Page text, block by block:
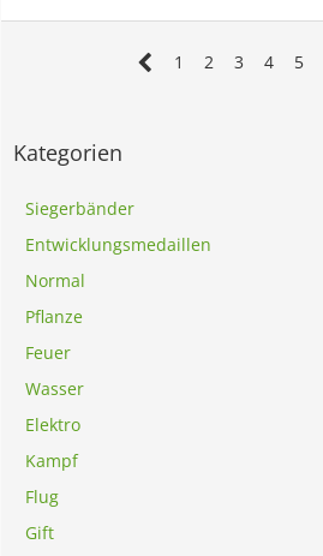
1 2 3 4 5
Kategorien
Siegerbänder
Entwicklungsmedaillen
Normal
Pflanze
Feuer
Wasser
Elektro
Kampf
Flug
Gift